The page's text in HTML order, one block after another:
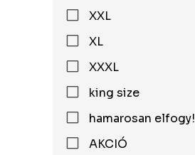
XXL
XL
XXXL
king size
hamarosan elfogy!
AKCIÓ